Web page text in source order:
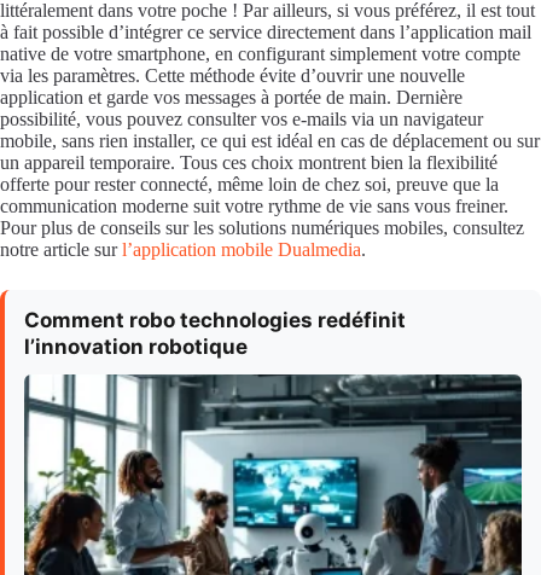
littéralement dans votre poche ! Par ailleurs, si vous préférez, il est tout
à fait possible d’intégrer ce service directement dans l’application mail
native de votre smartphone, en configurant simplement votre compte
via les paramètres. Cette méthode évite d’ouvrir une nouvelle
application et garde vos messages à portée de main. Dernière
possibilité, vous pouvez consulter vos e-mails via un navigateur
mobile, sans rien installer, ce qui est idéal en cas de déplacement ou sur
un appareil temporaire. Tous ces choix montrent bien la flexibilité
offerte pour rester connecté, même loin de chez soi, preuve que la
communication moderne suit votre rythme de vie sans vous freiner.
Pour plus de conseils sur les solutions numériques mobiles, consultez
notre article surl’application mobile Dualmedia.
Comment robo technologies redéfinit
l’innovation robotique